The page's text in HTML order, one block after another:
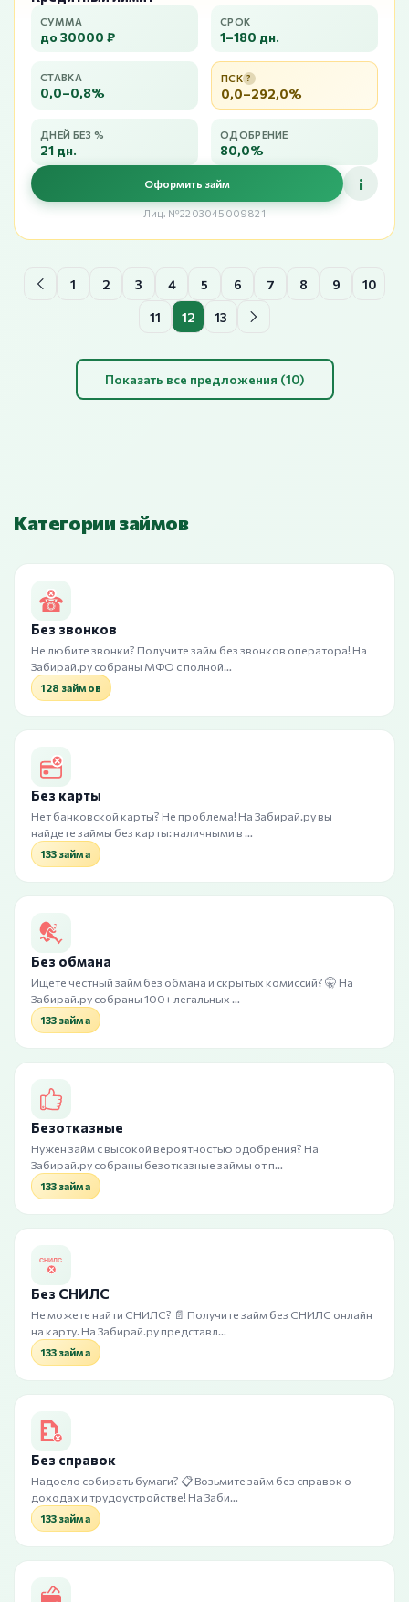
СУММА
до 30000 ₽
СРОК
1–180 дн.
СТАВКА
0,0–0,8%
ПСК ?
0,0–292,0%
ДНЕЙ БЕЗ %
21 дн.
ОДОБРЕНИЕ
80,0%
Оформить займ i
Лиц. №2203045009821
1 2 3 4 5 6 7 8 9 10
11 12 13
Показать все предложения (10)
Категории займов
Без звонков
Не любите звонки? Получите займ без звонков оператора! На
Забирай.ру собраны МФО с полной…
128 займов
Без карты
Нет банковской карты? Не проблема! На Забирай.ру вы
найдете займы без карты: наличными в …
133 займа
Без обмана
Ищете честный займ без обмана и скрытых комиссий? 🤫 На
Забирай.ру собраны 100+ легальных …
133 займа
Безотказные
Нужен займ с высокой вероятностью одобрения? На
Забирай.ру собраны безотказные займы от п…
133 займа
Без СНИЛС
Не можете найти СНИЛС? 📄 Получите займ без СНИЛС онлайн
на карту. На Забирай.ру представл…
133 займа
Без справок
Надоело собирать бумаги? 📋 Возьмите займ без справок о
доходах и трудоустройстве! На Заби…
133 займа